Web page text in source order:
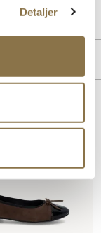
Detaljer